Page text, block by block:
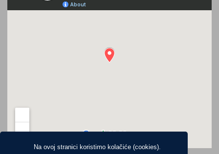
Na ovoj stranici koristimo kolačiće (cookies).